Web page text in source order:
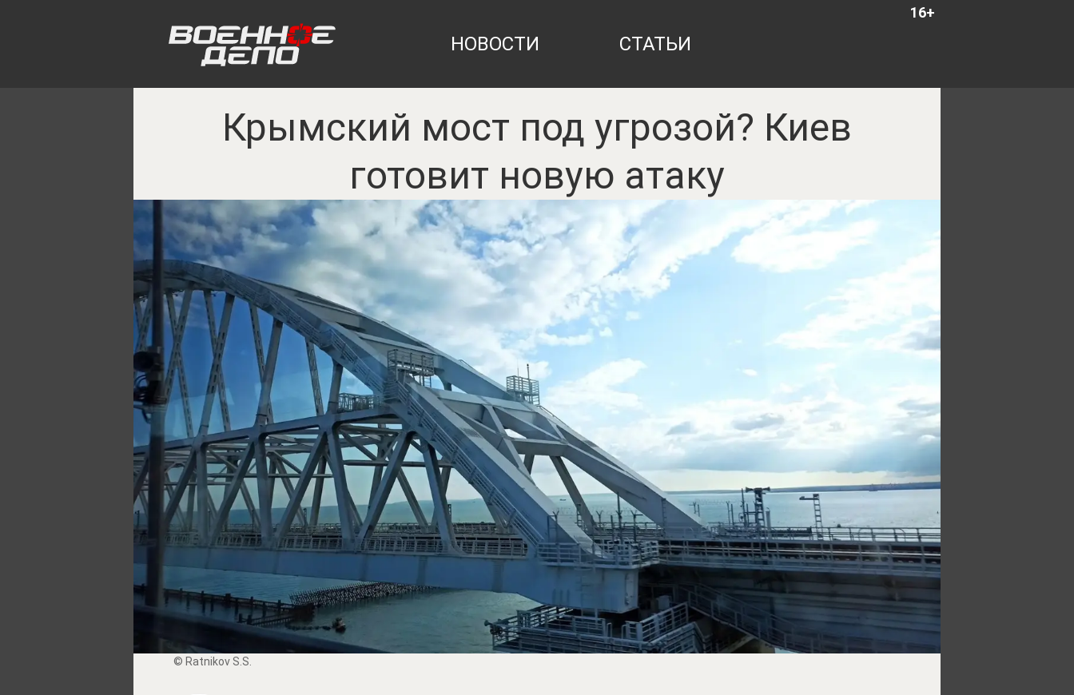
16+
НОВОСТИ СТАТЬИ
Крымский мост под угрозой? Киев
готовит новую атаку
© Ratnikov S.S.